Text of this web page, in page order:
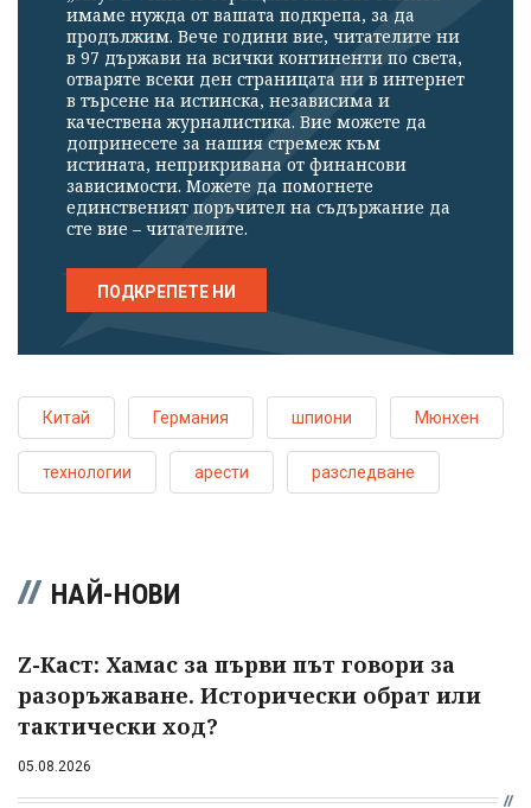
имаме нужда от вашата подкрепа, за да
продължим. Вече години вие, читателите ни
в 97 държави на всички континенти по света,
отваряте всеки ден страницата ни в интернет
в търсене на истинска, независима и
качествена журналистика. Вие можете да
допринесете за нашия стремеж към
истината, неприкривана от финансови
зависимости. Можете да помогнете
единственият поръчител на съдържание да
сте вие – читателите.
ПОДКРЕПЕТЕ НИ
Китай Германия шпиони Мюнхен
технологии арести разследване
НАЙ-НОВИ
Z-Каст: Хамас за първи път говори за
разоръжаване. Исторически обрат или
тактически ход?
05.08.2026